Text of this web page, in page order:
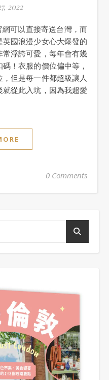
2022
國浪漫少女心大爆發的
浮誇可愛，每年會有幾
！衣服的價位偏中等，
但是每一件都超級讓人
從此入坑，因為我超愛
0 Comments